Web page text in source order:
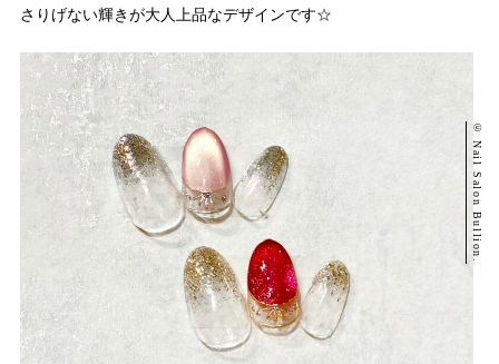
さりげない輝きが大人上品なデザインです☆
© Nail Salon Bullion.